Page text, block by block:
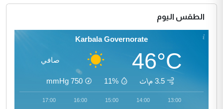
الطقس اليوم
Karbala Governorate
46°C صافي
3.5 م\ث 11%
750
mmHg
13:00
14:00
15:00
16:00
17:00